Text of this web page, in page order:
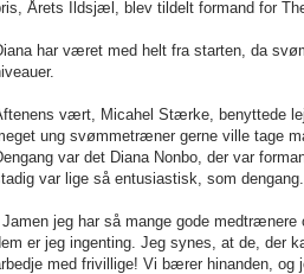
Årets Ildsjæl, blev tildelt formand for
har været med helt fra starten, da
vært, Micahel Stærke, benyttede
ung svømmetræner gerne ville tage
var det Diana Nonbo, der var
var lige så entusiastisk, som dengang.
jeg har så mange gode
er jeg ingenting. Jeg synes, at de, der
med frivillige! Vi bærer hinanden,